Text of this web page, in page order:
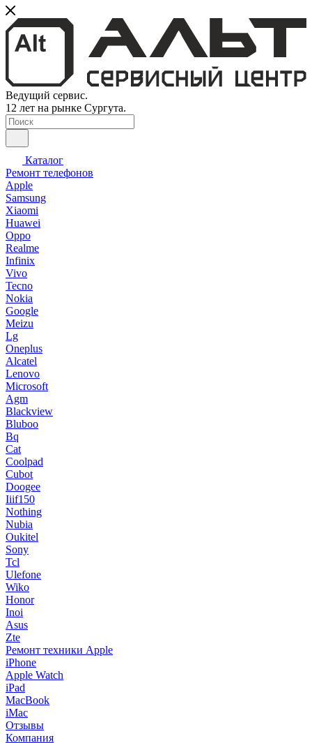
Ведущий сервис.
12 лет на рынке Сургута.
Каталог
Ремонт телефонов
Apple
Samsung
Xiaomi
Huawei
Oppo
Realme
Infinix
Vivo
Tecno
Nokia
Google
Meizu
Lg
Oneplus
Alcatel
Lenovo
Microsoft
Agm
Blackview
Bluboo
Bq
Cat
Coolpad
Cubot
Doogee
Iiif150
Nothing
Nubia
Oukitel
Sony
Tcl
Ulefone
Wiko
Honor
Inoi
Asus
Zte
Ремонт техники Apple
iPhone
Apple Watch
iPad
MacBook
iMac
Отзывы
Компания